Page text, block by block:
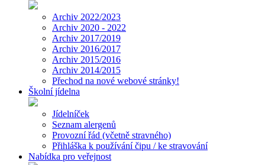
Archiv 2022/2023
Archiv 2020 - 2022
Archiv 2017/2019
Archiv 2016/2017
Archiv 2015/2016
Archiv 2014/2015
Přechod na nové webové stránky!
Školní jídelna
Jídelníček
Seznam alergenů
Provozní řád (včetně stravného)
Přihláška k používání čipu / ke stravování
Nabídka pro veřejnost